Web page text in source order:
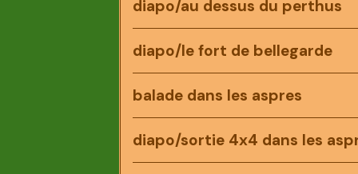
diapo/au dessus du perthus
diapo/le fort de bellegarde
balade dans les aspres
diapo/sortie 4x4 dans les